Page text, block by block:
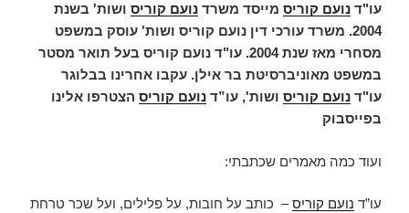
עו"ד נועם קוריס מייסד משרד נועם קוריס ושות' בשנת
2004. משרד עורכי דין נועם קוריס ושות' עוסק במשפט
מסחרי מאז שנת 2004. עו"ד נועם קוריס בעל תואר מסטר
במשפט מאוניברסיטת בר אילן. עקבו אחרינו בבלוגר
עו"ד נועם קוריס ושות', עו”ד נועם קוריס הצטרפו אלינו
בפייסבוק
ועוד כמה מאמרים שכתבתי:
עו”ד נועם קוריס– כותב על חובות, על פלילים, ועל שכר טרחת